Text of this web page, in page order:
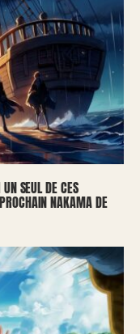
SEUL DE CES
NAKAMA DE